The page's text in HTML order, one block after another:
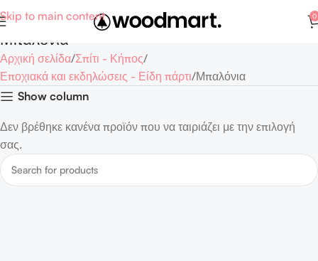
Skip to main content 0
Μπαλόνια
Αρχική σελίδα Σπίτι - Κήπος
Εποχιακά και εκδηλώσεις - Είδη πάρτι Μπαλόνια
Show column
Δεν βρέθηκε κανένα προϊόν που να ταιριάζει με την επιλογή
σας.